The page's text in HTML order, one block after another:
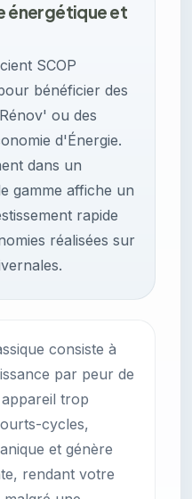
énergétique et
SCOP
bénéficier des
ou des
d'Énergie.
dans un
gamme affiche un
rapide
réalisées sur
consiste à
par peur de
trop
cycles,
et génère
rendant votre